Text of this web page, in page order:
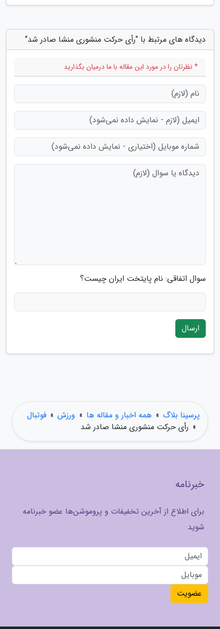
دیدگاه های مرتبط با "رأی حرکت منشوری منشا صادر شد"
* نظرتان را در مورد این مقاله با ما درمیان بگذارید
سوال اتفاقی: نام پایتخت ایران چیست؟
ارسال
پرسینا بلاگ » همه اخبار و مقاله ها » ورزش » فوتبال
» رأی حرکت منشوری منشا صادر شد
خبرنامه
برای اطلاع از آخرین تخفیفات و پروموشن‌ها عضو خبرنامه
شوید
عضویت